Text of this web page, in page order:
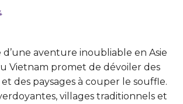
aventure inoubliable en Asie
Vietnam promet de dévoiler des
des paysages à couper le souffle.
villages traditionnels et